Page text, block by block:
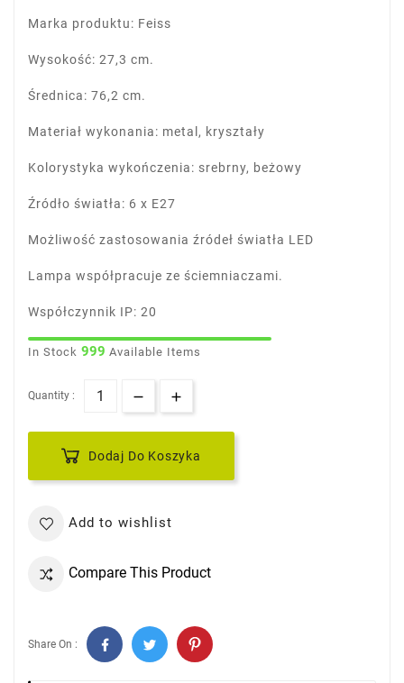
Marka produktu: Feiss
Wysokość: 27,3 cm.
Średnica: 76,2 cm.
Materiał wykonania: metal, kryształy
Kolorystyka wykończenia: srebrny, beżowy
Źródło światła: 6 x E27
Możliwość zastosowania źródeł światła LED
Lampa współpracuje ze ściemniaczami.
Współczynnik IP: 20
In Stock 999 Available Items
Quantity :
Dodaj Do Koszyka
Add to wishlist
Compare This Product
Share On :